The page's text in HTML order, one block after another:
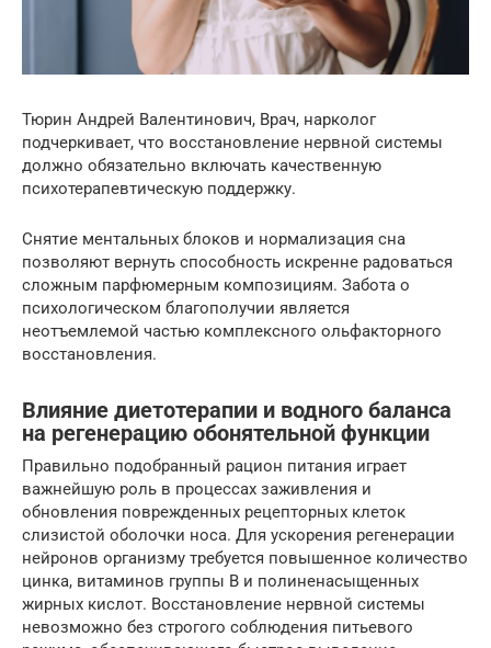
Тюрин Андрей Валентинович, Врач, нарколог
подчеркивает, что восстановление нервной системы
должно обязательно включать качественную
психотерапевтическую поддержку.
Снятие ментальных блоков и нормализация сна
позволяют вернуть способность искренне радоваться
сложным парфюмерным композициям. Забота о
психологическом благополучии является
неотъемлемой частью комплексного ольфакторного
восстановления.
Влияние диетотерапии и водного баланса
на регенерацию обонятельной функции
Правильно подобранный рацион питания играет
важнейшую роль в процессах заживления и
обновления поврежденных рецепторных клеток
слизистой оболочки носа. Для ускорения регенерации
нейронов организму требуется повышенное количество
цинка, витаминов группы B и полиненасыщенных
жирных кислот. Восстановление нервной системы
невозможно без строгого соблюдения питьевого